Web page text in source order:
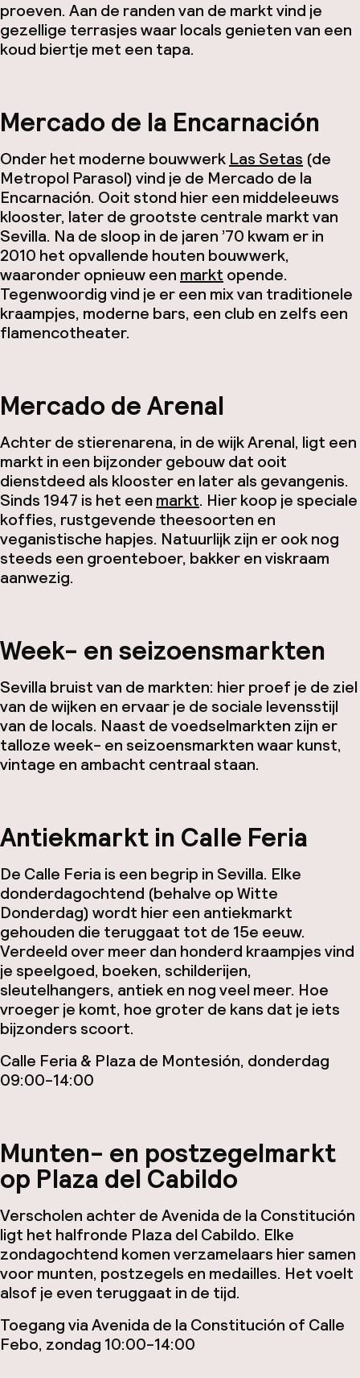
proeven. Aan de randen van de markt vind je
gezellige terrasjes waar locals genieten van een
koud biertje met een tapa.
Mercado de la Encarnación
Onder het moderne bouwwerk Las Setas (de
Metropol Parasol) vind je de Mercado de la
Encarnación. Ooit stond hier een middeleeuws
klooster, later de grootste centrale markt van
Sevilla. Na de sloop in de jaren ’70 kwam er in
2010 het opvallende houten bouwwerk,
waaronder opnieuw een markt opende.
Tegenwoordig vind je er een mix van traditionele
kraampjes, moderne bars, een club en zelfs een
flamencotheater.
Mercado de Arenal
Achter de stierenarena, in de wijk Arenal, ligt een
markt in een bijzonder gebouw dat ooit
dienstdeed als klooster en later als gevangenis.
Sinds 1947 is het een markt. Hier koop je speciale
koffies, rustgevende theesoorten en
veganistische hapjes. Natuurlijk zijn er ook nog
steeds een groenteboer, bakker en viskraam
aanwezig.
Week- en seizoensmarkten
Sevilla bruist van de markten: hier proef je de ziel
van de wijken en ervaar je de sociale levensstijl
van de locals. Naast de voedselmarkten zijn er
talloze week- en seizoensmarkten waar kunst,
vintage en ambacht centraal staan.
Antiekmarkt in Calle Feria
De Calle Feria is een begrip in Sevilla. Elke
donderdagochtend (behalve op Witte
Donderdag) wordt hier een antiekmarkt
gehouden die teruggaat tot de 15e eeuw.
Verdeeld over meer dan honderd kraampjes vind
je speelgoed, boeken, schilderijen,
sleutelhangers, antiek en nog veel meer. Hoe
vroeger je komt, hoe groter de kans dat je iets
bijzonders scoort.
Calle Feria & Plaza de Montesión, donderdag
09:00-14:00
Munten- en postzegelmarkt
op Plaza del Cabildo
Verscholen achter de Avenida de la Constitución
ligt het halfronde Plaza del Cabildo. Elke
zondagochtend komen verzamelaars hier samen
voor munten, postzegels en medailles. Het voelt
alsof je even teruggaat in de tijd.
Toegang via Avenida de la Constitución of Calle
Febo, zondag 10:00-14:00